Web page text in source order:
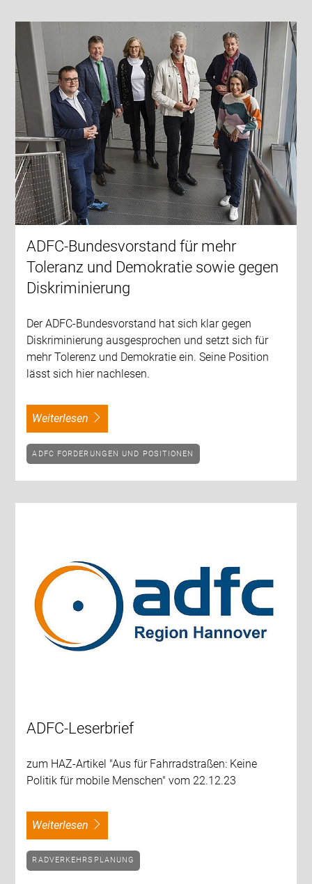
ADFC-Bundesvorstand für mehr
Toleranz und Demokratie sowie gegen
Diskriminierung
Der ADFC-Bundesvorstand hat sich klar gegen
Diskriminierung ausgesprochen und setzt sich für
mehr Tolerenz und Demokratie ein. Seine Position
lässt sich hier nachlesen.
weiterlesen
ADFC FORDERUNGEN UND POSITIONEN
ADFC-Leserbrief
zum HAZ-Artikel "Aus für Fahrradstraßen: Keine
Politik für mobile Menschen" vom 22.12.23
weiterlesen
RADVERKEHRSPLANUNG